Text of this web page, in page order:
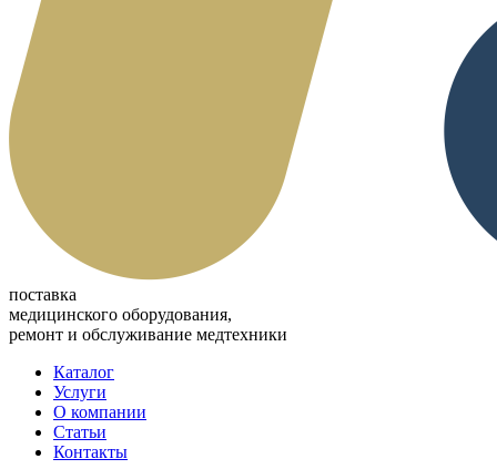
поставка
медицинского оборудования,
ремонт и обслуживание медтехники
Каталог
Услуги
О компании
Статьи
Контакты